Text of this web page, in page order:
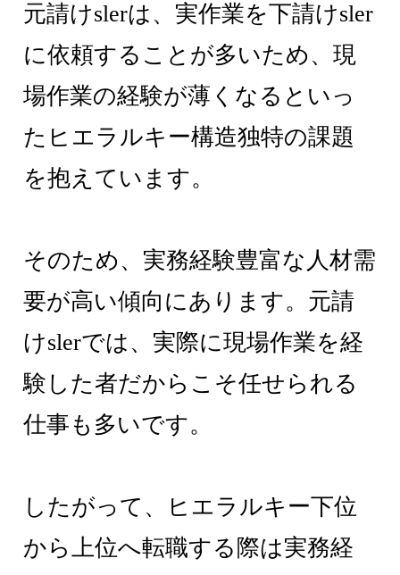
元請けslerは、実作業を下請けsler
に依頼することが多いため、現
場作業の経験が薄くなるといっ
たヒエラルキー構造独特の課題
を抱えています。
そのため、実務経験豊富な人材需
要が高い傾向にあります。元請
けslerでは、実際に現場作業を経
験した者だからこそ任せられる
仕事も多いです。
したがって、ヒエラルキー下位
から上位へ転職する際は実務経